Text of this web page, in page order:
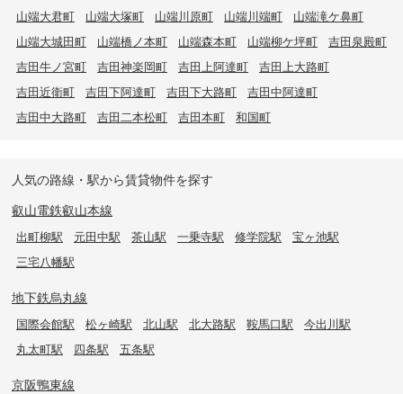
山端大君町
山端大塚町 山端川原町 山端川端町
山端滝ケ鼻町
山端大城田町
山端橋ノ本町 山端森本町 山端柳ケ坪町
吉田泉殿町
吉田牛ノ宮町
吉田神楽岡町 吉田上阿達町
吉田上大路町
吉田近衛町
吉田下阿達町 吉田下大路町
吉田中阿達町
吉田中大路町
吉田二本松町 吉田本町 和国町
人気の路線・駅から賃貸物件を探す
叡山電鉄叡山本線
出町柳駅 元田中駅 茶山駅 一乗寺駅 修学院駅
宝ヶ池駅
三宅八幡駅
地下鉄烏丸線
国際会館駅 松ヶ崎駅 北山駅 北大路駅 鞍馬口駅
今出川駅
丸太町駅
四条駅 五条駅
京阪鴨東線